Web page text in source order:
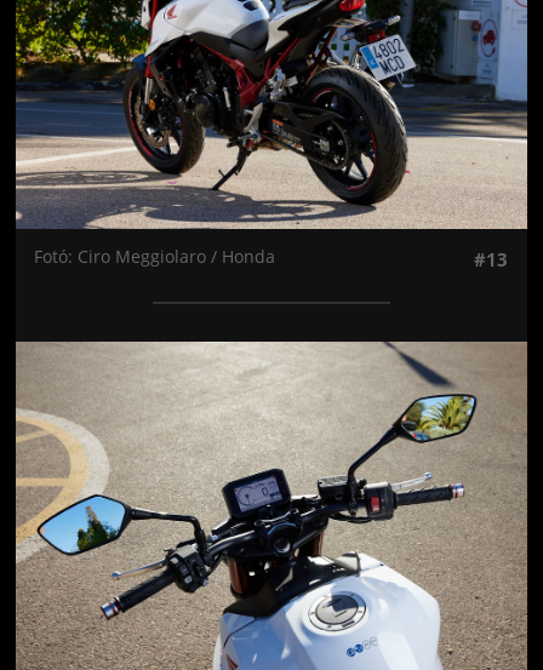
Fotó: Ciro Meggiolaro / Honda #13
Jön még kép!